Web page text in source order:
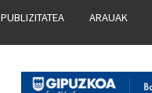
PUBLIZITATEA ARAUAK